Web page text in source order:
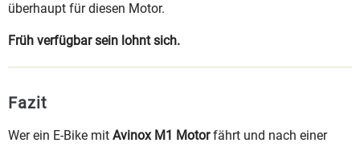
überhaupt für diesen Motor.
Früh verfügbar sein lohnt sich.
Fazit
Wer ein E-Bike mit Avinox M1 Motorfährt und nach einer